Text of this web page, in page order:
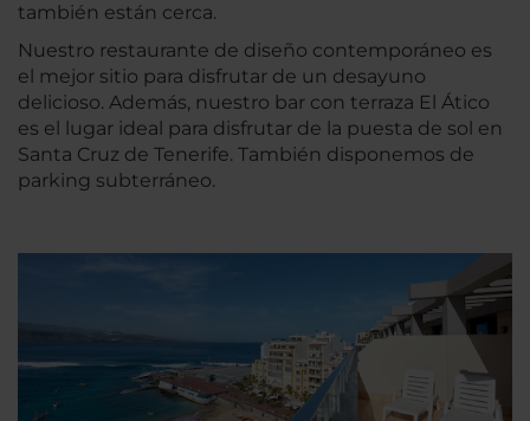
también están cerca.
Nuestro restaurante de diseño contemporáneo es
el mejor sitio para disfrutar de un desayuno
delicioso. Además, nuestro bar con terraza El Ático
es el lugar ideal para disfrutar de la puesta de sol en
Santa Cruz de Tenerife. También disponemos de
parking subterráneo.